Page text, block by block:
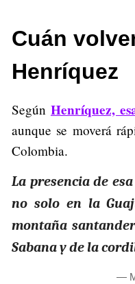
Cuán
Henríquez
Según Henríquez,
aunque se moverá
Colombia.
La presencia de
no solo en la
montaña
Sabana y de la
—